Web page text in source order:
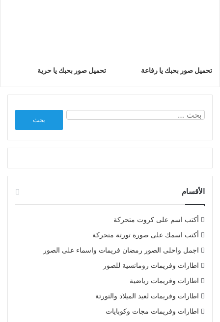
تحميل صور بحبك يا رفاعة تحميل صور بحبك يا حرية
الأقسام
أكتب اسم على كروت متحركة
أكتب اسمك على صورة تورتة متحركة
اجمل واحلى الصور رمضان فريمات واسماء على الصور
اطارات وفريمات رومانسية للصور
اطارات وفريمات رياضية
اطارات وفريمات لعيد الميلاد والتورتة
اطارات وفريمات مجات وكوبايات